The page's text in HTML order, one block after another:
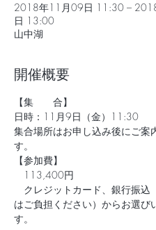
2018年11月09日 11:30 –
日 13:00
山中湖
開催概要
【集　　合】
日時：11月9日（金）11:30
集合場所はお申し込み後にご案
す。
【参加費】
113,400円
クレジットカード、銀行振込
はご負担ください）からお選び
す。